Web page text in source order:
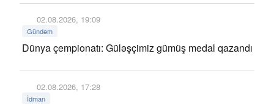
02.08.2026, 19:09
Gündəm
Dünya çempionatı: Güləşçimiz gümüş medal qazandı
02.08.2026, 17:28
İdman